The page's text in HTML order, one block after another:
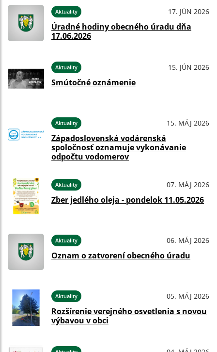
Aktuality 17. JÚN 2026
Úradné hodiny obecného úradu dňa
17.06.2026
Aktuality 15. JÚN 2026
Smútočné oznámenie
Aktuality 15. MÁJ 2026
Západoslovenská vodárenská
spoločnosť oznamuje vykonávanie
odpočtu vodomerov
Aktuality 07. MÁJ 2026
Zber jedlého oleja - pondelok 11.05.2026
Aktuality 06. MÁJ 2026
Oznam o zatvorení obecného úradu
Aktuality 05. MÁJ 2026
Rozšírenie verejného osvetlenia s novou
výbavou v obci